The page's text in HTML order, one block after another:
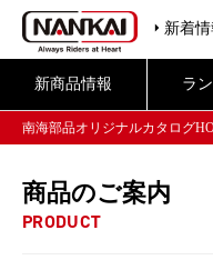
新着情
新商品情報 ラ
南海部品オリジナルカタログ
商品のご案内
PRODUCT